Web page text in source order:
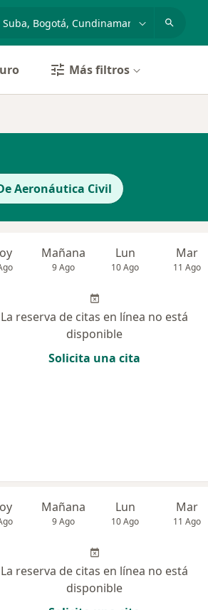
p. ej. Bogotá
Más filtros
Aeronáutica Civil
Mañana
9 Ago
Lun
10 Ago
Mar
11 Ago
La reserva de citas en línea no está
disponible
Solicita una cita
Mañana
9 Ago
Lun
10 Ago
Mar
11 Ago
La reserva de citas en línea no está
disponible